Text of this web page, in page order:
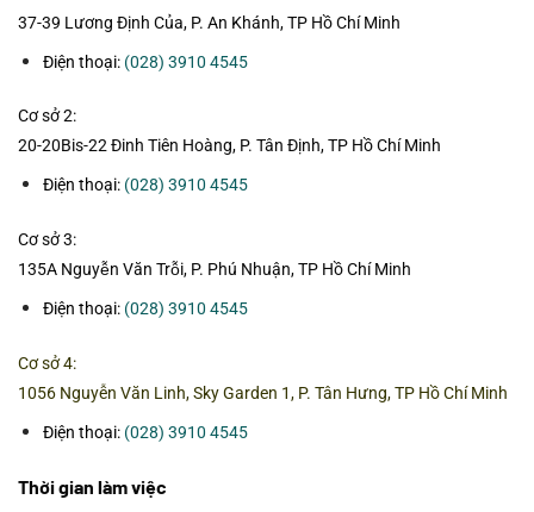
37-39 Lương Định Của, P. An Khánh, TP Hồ Chí Minh
Điện thoại: (028) 3910 4545
Cơ sở 2:
20-20Bis-22 Đinh Tiên Hoàng, P. Tân Định, TP Hồ Chí Minh
Điện thoại: (028) 3910 4545
Cơ sở 3:
135A Nguyễn Văn Trỗi, P. Phú Nhuận, TP Hồ Chí Minh
Điện thoại: (028) 3910 4545
Cơ sở 4:
1056 Nguyễn Văn Linh, Sky Garden 1, P. Tân Hưng, TP Hồ Chí Minh
Điện thoại: (028) 3910 4545
Thời gian làm việc